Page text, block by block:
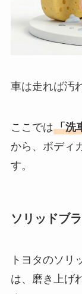
車は走れば汚
ここでは「洗
から、ボディ
す。
ソリッドブ
トヨタのソリ
は、磨き上げ